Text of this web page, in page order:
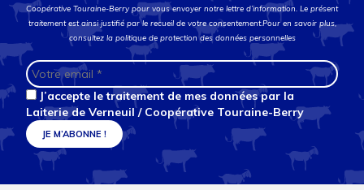
pour 100 g
Energie
460 Kj / 110 Kcal
Matières grasses(g)
7,6
Donc acides gras saturés
5,3
Glucides(g)
2,3
Dont sucres(g)
Protéines
Sel
0,08
Coopérative Touraine-Berry pour vous envoyer notre lettre d’information. Le présent
traitement est ainsi justifié par le recueil de votre consentement.Pour en savoir plus,
consultez la politique de protection des données personnelles
J’accepte le traitement de mes données par la
Laiterie de Verneuil / Coopérative Touraine-Berry